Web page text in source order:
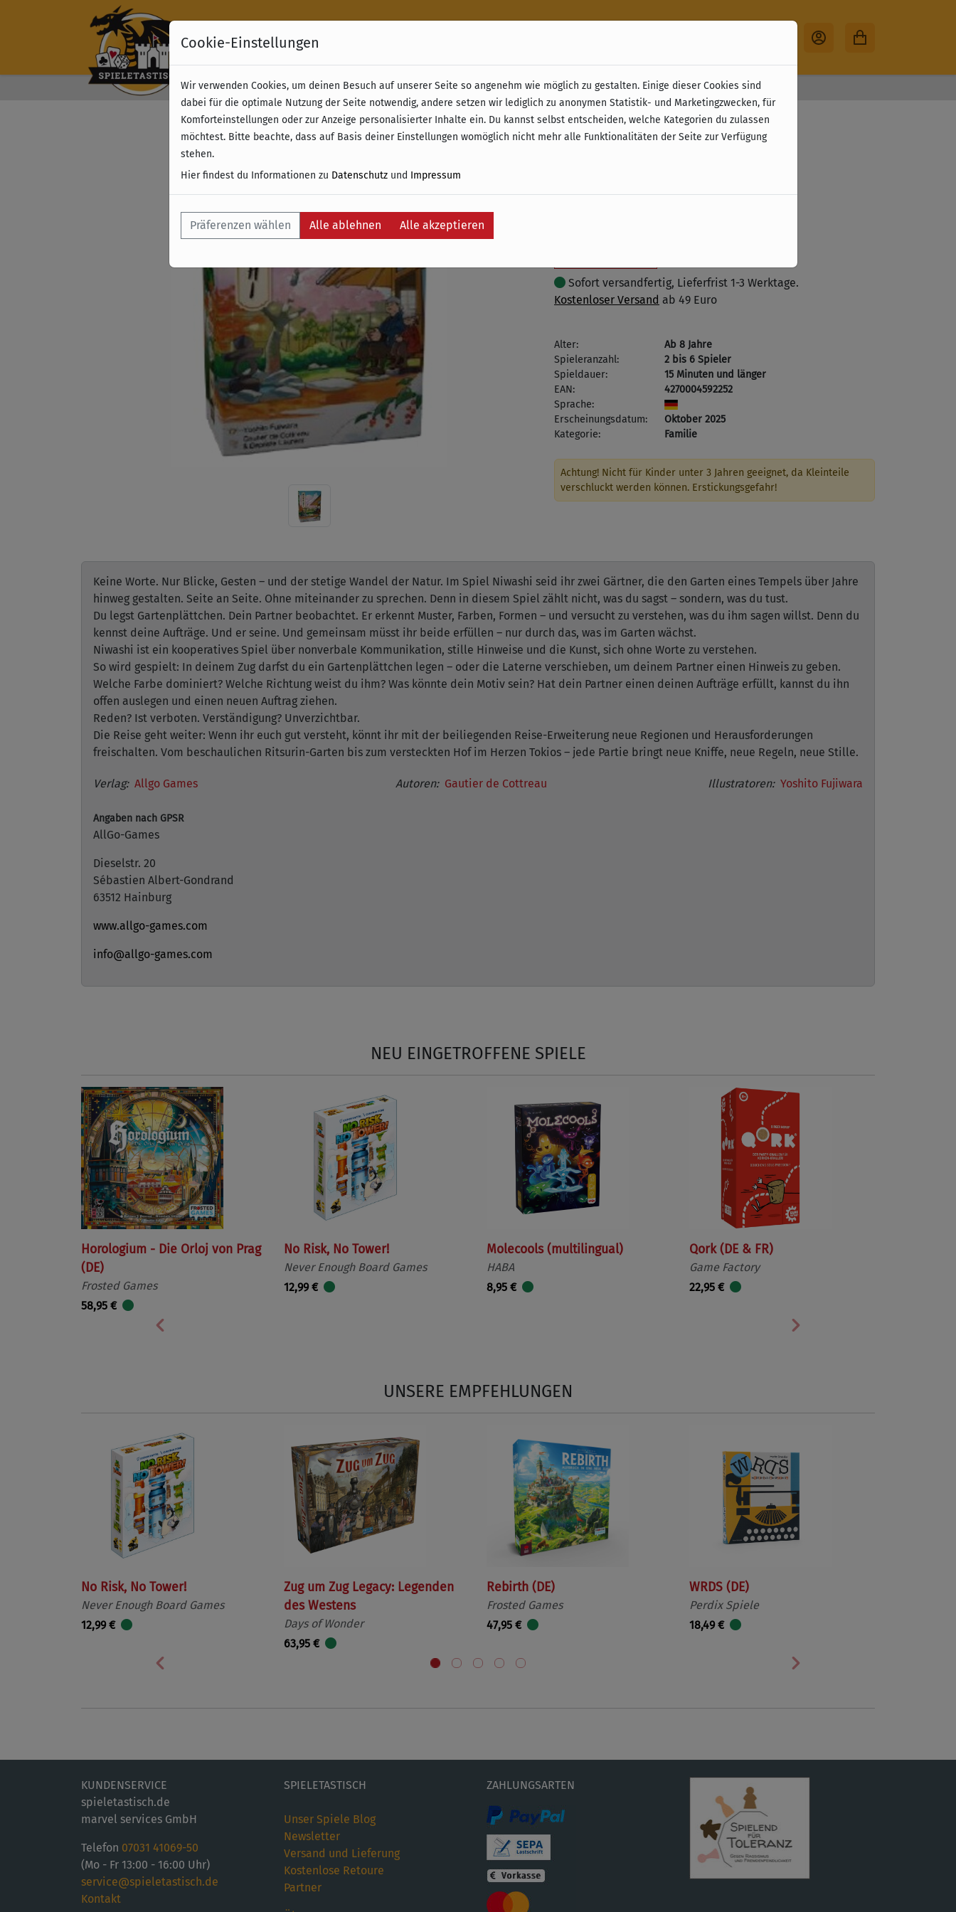
Kostenloser Versand & Retoure ab 49 € (innerhalb Deutschlands) 30 Tage Rückgabe
Niwashi (DE)
Sofort versandfertig, Lieferfrist 1-3 Werktage.
Kostenloser Versand ab 49 Euro
Alter:
Ab 8 Jahre
Spieleranzahl:
2 bis 6 Spieler
Spieldauer:
15 Minuten und länger
EAN:
4270004592252
Sprache:
Erscheinungsdatum:
Oktober 2025
Kategorie:
Familie
Achtung! Nicht für Kinder unter 3 Jahren geeignet, da Kleinteile
verschluckt werden können. Erstickungsgefahr!
Keine Worte. Nur Blicke, Gesten – und der stetige Wandel der Natur. Im Spiel Niwashi seid ihr zwei Gärtner, die den Garten eines Tempels über Jahre
hinweg gestalten. Seite an Seite. Ohne miteinander zu sprechen. Denn in diesem Spiel zählt nicht, was du sagst – sondern, was du tust.
Du legst Gartenplättchen. Dein Partner beobachtet. Er erkennt Muster, Farben, Formen – und versucht zu verstehen, was du ihm sagen willst. Denn du
kennst deine Aufträge. Und er seine. Und gemeinsam müsst ihr beide erfüllen – nur durch das, was im Garten wächst.
Niwashi ist ein kooperatives Spiel über nonverbale Kommunikation, stille Hinweise und die Kunst, sich ohne Worte zu verstehen.
So wird gespielt: In deinem Zug darfst du ein Gartenplättchen legen – oder die Laterne verschieben, um deinem Partner einen Hinweis zu geben.
Welche Farbe dominiert? Welche Richtung weist du ihm? Was könnte dein Motiv sein? Hat dein Partner einen deinen Aufträge erfüllt, kannst du ihn
offen auslegen und einen neuen Auftrag ziehen.
Reden? Ist verboten. Verständigung? Unverzichtbar.
Die Reise geht weiter: Wenn ihr euch gut versteht, könnt ihr mit der beiliegenden Reise-Erweiterung neue Regionen und Herausforderungen
freischalten. Vom beschaulichen Ritsurin-Garten bis zum versteckten Hof im Herzen Tokios – jede Partie bringt neue Kniffe, neue Regeln, neue Stille.
Verlag: Allgo Games
Angaben nach GPSR
AllGo-Games
Dieselstr. 20
Sébastien Albert-Gondrand
63512 Hainburg
www.allgo-games.com
info@allgo-games.com
Autoren: Gautier de Cottreau Illustratoren: Yoshito Fujiwara
NEU EINGETROFFENE SPIELE
Horologium - Die Orloj von Prag
(DE)
Frosted Games
58,95 €
No Risk, No Tower!
Never Enough Board Games
12,99 €
Molecools (multilingual)
HABA
8,95 €
Qork (DE & FR)
Game Factory
22,95 €
Vorherige Nächste
UNSERE EMPFEHLUNGEN
No Risk, No Tower!
Never Enough Board Games
12,99 €
Zug um Zug Legacy: Legenden
des Westens
Days of Wonder
63,95 €
Rebirth (DE)
Frosted Games
47,95 €
WRDS (DE)
Perdix Spiele
18,49 €
Vorherige Nächste
KUNDENSERVICE
spieletastisch.de
marvel services GmbH
Telefon 07031 41069-50
(Mo - Fr 13:00 - 16:00 Uhr)
service@spieletastisch.de
Kontakt
SPIELETASTISCH
Unser Spiele Blog
Newsletter
Versand und Lieferung
Kostenlose Retoure
Partner
ZAHLUNGSARTEN
Cookie-Einstellungen
Wir verwenden Cookies, um deinen Besuch auf unserer Seite so angenehm wie möglich zu gestalten. Einige dieser Cookies sind
dabei für die optimale Nutzung der Seite notwendig, andere setzen wir lediglich zu anonymen Statistik- und Marketingzwecken, für
Komforteinstellungen oder zur Anzeige personalisierter Inhalte ein. Du kannst selbst entscheiden, welche Kategorien du zulassen
möchtest. Bitte beachte, dass auf Basis deiner Einstellungen womöglich nicht mehr alle Funktionalitäten der Seite zur Verfügung
stehen.
Hier findest du Informationen zu Datenschutz und Impressum
Präferenzen wählen Alle ablehnen Alle akzeptieren